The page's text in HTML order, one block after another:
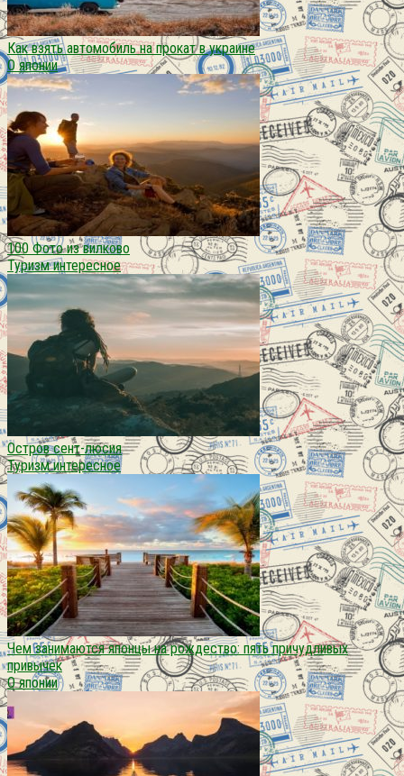
Как взять автомобиль на прокат в украине
О японии
100 Фото из вилково
Туризм интересное
Остров сент-люсия
Туризм интересное
Чем занимаются японцы на рождество: пять причудливых
привычек
О японии